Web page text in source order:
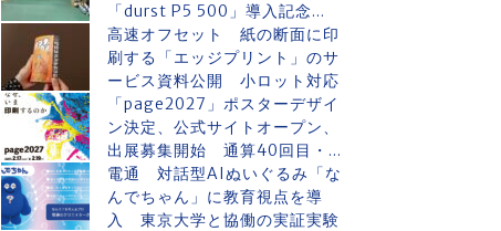
「durst P5 500」導入記念...
高速オフセット 紙の断面に印
刷する「エッジプリント」のサ
ービス資料公開 小ロット対応
「page2027」ポスターデザイ
ン決定、公式サイトオープン、
出展募集開始 通算40回目・...
電通 対話型AIぬいぐるみ「な
んでちゃん」に教育視点を導
入 東京大学と協働の実証実験